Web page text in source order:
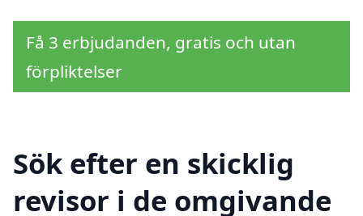
Få 3 erbjudanden, gratis och utan
förpliktelser
Sök efter en skicklig
revisor i de omgivande